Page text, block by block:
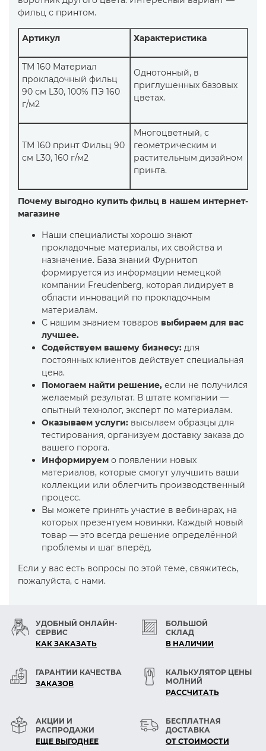
фильц с принтом.
Артикул Характеристика
TM 160 Материал
прокладочный фильц
90 см L30, 100% ПЭ 160
г/м2
Однотонный, в
приглушенных базовых
цветах.
TM 160 принт Фильц 90
см L30, 160 г/м2
Многоцветный, с
геометрическим и
растительным дизайном
принта.
Почему выгодно купить фильц в нашем интернет-
магазине
Наши специалисты хорошо знают
прокладочные материалы, их свойства и
назначение. База знаний Фурнитоп
формируется из информации немецкой
компании Freudenberg, которая лидирует в
области инноваций по прокладочным
материалам.
С нашим знанием товаров выбираем для вас
лучшее.
Содействуем вашему бизнесу: для
постоянных клиентов действует специальная
цена.
Помогаем найти решение, если не получился
желаемый результат. В штате компании —
опытный технолог, эксперт по материалам.
Оказываем услуги: высылаем образцы для
тестирования, организуем доставку заказа до
вашего порога.
Информируем о появлении новых
материалов, которые смогут улучшить ваши
коллекции или облегчить производственный
процесс.
Вы можете принять участие в вебинарах, на
которых презентуем новинки. Каждый новый
товар — это всегда решение определённой
проблемы и шаг вперёд.
Если у вас есть вопросы по этой теме, свяжитесь,
пожалуйста, с нами.
УДОБНЫЙ ОНЛАЙН-
СЕРВИС
КАК ЗАКАЗАТЬ
БОЛЬШОЙ
СКЛАД
В НАЛИЧИИ
ГАРАНТИИ КАЧЕСТВА
ЗАКАЗОВ
КАЛЬКУЛЯТОР ЦЕНЫ
МОЛНИЙ
РАСCЧИТАТЬ
АКЦИИ И
РАСПРОДАЖИ
ЕЩЕ ВЫГОДНЕЕ
БЕСПЛАТНАЯ
ДОСТАВКА
ОТ СТОИМОСТИ